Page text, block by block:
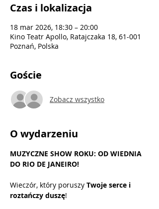
Czas i lokalizacja
18 mar 2026, 18:30 – 20:00
Kino Teatr Apollo, Ratajczaka 18, 61-001
Poznań, Polska
Goście
Zobacz wszystko
O wydarzeniu
MUZYCZNE SHOW ROKU: OD WIEDNIA
DO RIO DE JANEIRO!
Wieczór, który poruszy Twoje serce i
roztańczy duszę!